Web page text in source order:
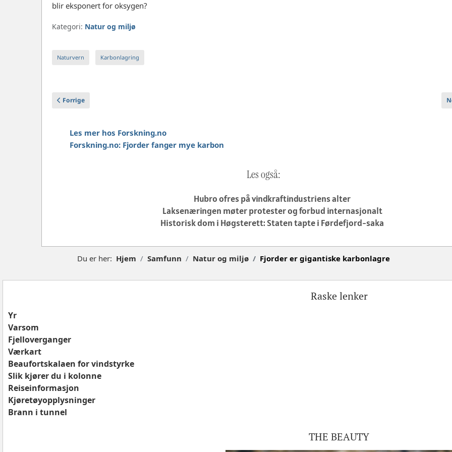
blir eksponert for oksygen?
Kategori: Natur og miljø
Naturvern Karbonlagring
Forrige artikkel: Hva er CO2?
Forrige
Les mer hos Forskning.no
Forskning.no: Fjorder fanger mye karbon
Les også:
Hubro ofres på vindkraftindustriens alter
Laksenæringen møter protester og forbud internasjonalt
Historisk dom i Høgsterett: Staten tapte i Førdefjord-saka
Du er her: Hjem Samfunn Natur og miljø Fjorder er gigantiske karbonlagre
Raske lenker
Yr
Varsom
Fjelloverganger
Værkart
Beaufortskalaen for vindstyrke
Slik kjører du i kolonne
Reiseinformasjon
Kjøretøyopplysninger
Brann i tunnel
THE BEAUTY